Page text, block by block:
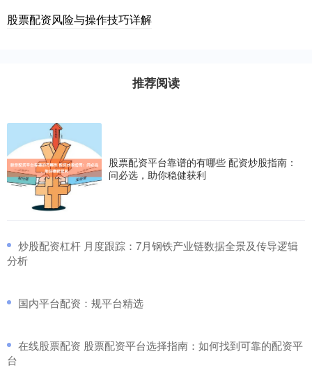
股票配资风险与操作技巧详解
推荐阅读
股票配资平台靠谱的有哪些 配资炒股指南：
问必选，助你稳健获利
​炒股配资杠杆 月度跟踪：7月钢铁产业链数据全景及传导逻辑
分析
​国内平台配资：规平台精选
​在线股票配资 股票配资平台选择指南：如何找到可靠的配资平
台